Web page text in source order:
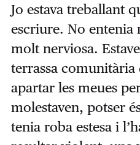
Jo estava treballant
escriure. No entenia
molt nerviosa.
terrassa comunitària
apartar les meues
molestaven, potser
tenia roba estesa i